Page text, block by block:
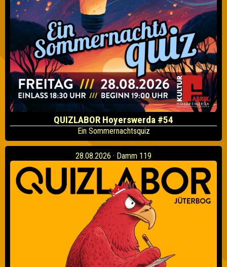
QUIZLABOR Hoyerswerda #54
Ein Sommernachtsquiz
28.08.2026 · Damm 119